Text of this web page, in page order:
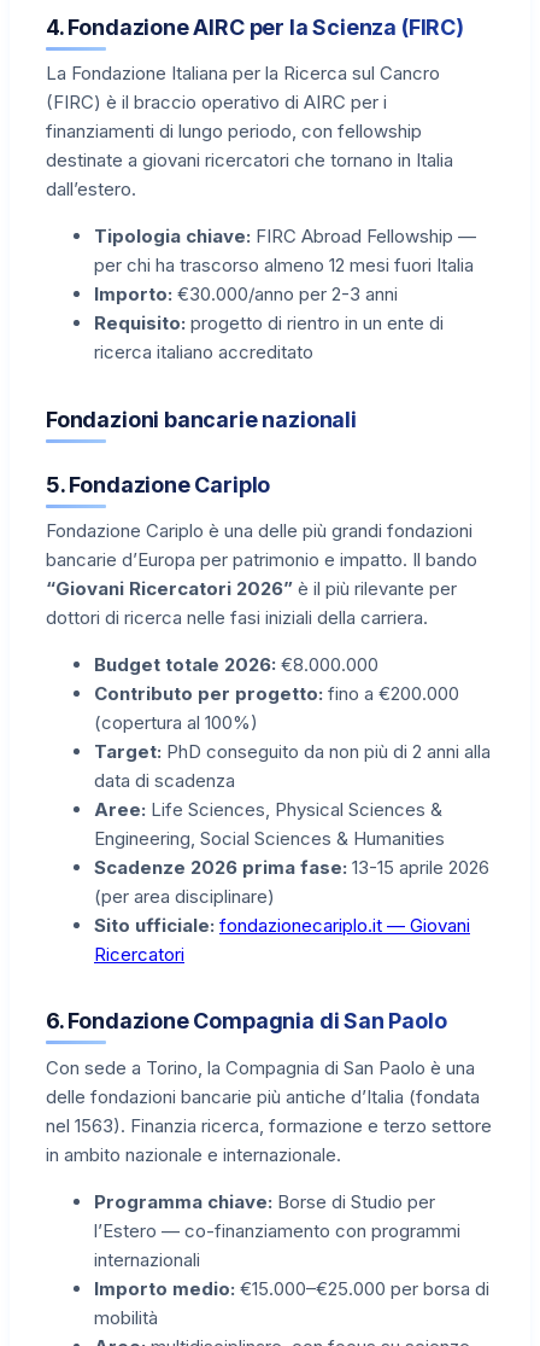
4. Fondazione AIRC per la Scienza (FIRC)
La Fondazione Italiana per la Ricerca sul Cancro
(FIRC) è il braccio operativo di AIRC per i
finanziamenti di lungo periodo, con fellowship
destinate a giovani ricercatori che tornano in Italia
dall’estero.
Tipologia chiave: FIRC Abroad Fellowship —
per chi ha trascorso almeno 12 mesi fuori Italia
Importo: €30.000/anno per 2-3 anni
Requisito: progetto di rientro in un ente di
ricerca italiano accreditato
Fondazioni bancarie nazionali
5. Fondazione Cariplo
Fondazione Cariplo è una delle più grandi fondazioni
bancarie d’Europa per patrimonio e impatto. Il bando
“Giovani Ricercatori 2026” è il più rilevante per
dottori di ricerca nelle fasi iniziali della carriera.
Budget totale 2026: €8.000.000
Contributo per progetto: fino a €200.000
(copertura al 100%)
Target: PhD conseguito da non più di 2 anni alla
data di scadenza
Aree: Life Sciences, Physical Sciences &
Engineering, Social Sciences & Humanities
Scadenze 2026 prima fase: 13-15 aprile 2026
(per area disciplinare)
Sito ufficiale: fondazionecariplo.it — Giovani
Ricercatori
6. Fondazione Compagnia di San Paolo
Con sede a Torino, la Compagnia di San Paolo è una
delle fondazioni bancarie più antiche d’Italia (fondata
nel 1563). Finanzia ricerca, formazione e terzo settore
in ambito nazionale e internazionale.
Programma chiave: Borse di Studio per
l’Estero — co-finanziamento con programmi
internazionali
Importo medio: €15.000–€25.000 per borsa di
mobilità